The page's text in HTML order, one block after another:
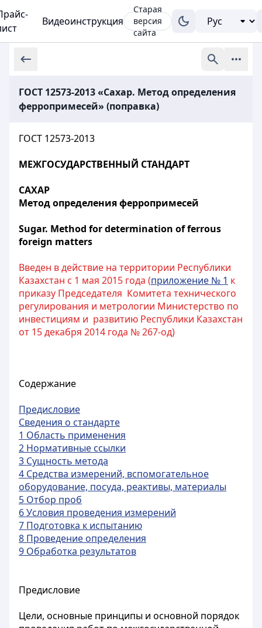
Видеоинструкция
Старая
версия
сайта
ГОСТ 12573-2013 «Сахар. Метод определения
ферропримесей» (поправка)
ГОСТ 12573-2013
МЕЖГОСУДАРСТВЕННЫЙ СТАНДАРТ
САХАР
Метод определения ферропримесей
Sugar. Method for determination of ferrous
foreign matters
Введен в действие на территории Республики
Казахстан с 1 мая 2015 года (приложение № 1 к
приказу Председателя Комитета технического
регулирования и метрологии Министерство по
инвестициям и развитию Республики Казахстан
от 15 декабря 2014 года № 267-од)
Содержание
Предисловие
Сведения о стандарте
1 Область применения
2 Нормативные ссылки
3 Сущность метода
4 Средства измерений, вспомогательное
оборудование, посуда, реактивы, материалы
5 Отбор проб
6 Условия проведения измерений
7 Подготовка к испытанию
8 Проведение определения
9 Обработка результатов
Предисловие
Цели, основные принципы и основной порядок